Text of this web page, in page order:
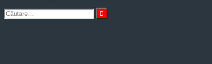
Caută
după: